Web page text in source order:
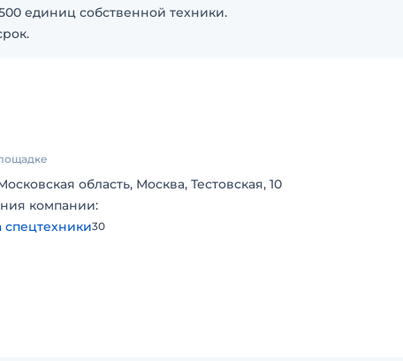
единиц собственной техники.
область, Москва, Тестовская, 10
компании:
30